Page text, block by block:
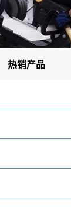
热销产品